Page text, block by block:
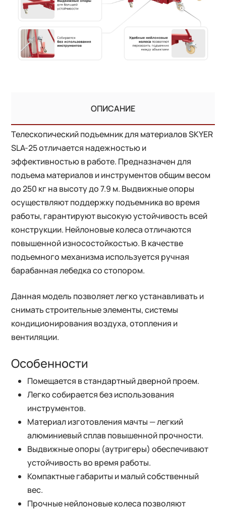
ОПИСАНИЕ
Телескопический подъемник для материалов SKYER
SLA-25 отличается надежностью и
эффективностью в работе. Предназначен для
подъема материалов и инструментов общим весом
до 250 кг на высоту до 7.9 м. Выдвижные опоры
осуществляют поддержку подъемника во время
работы, гарантируют высокую устойчивость всей
конструкции. Нейлоновые колеса отличаются
повышенной износостойкостью. В качестве
подъемного механизма используется ручная
барабанная лебедка со стопором.
Данная модель позволяет легко устанавливать и
снимать строительные элементы, системы
кондиционирования воздуха, отопления и
вентиляции.
Особенности
Помещается в стандартный дверной проем.
Легко собирается без использования
инструментов.
Материал изготовления мачты — легкий
алюминиевый сплав повышенной прочности.
Выдвижные опоры (аутригеры) обеспечивают
устойчивость во время работы.
Компактные габариты и малый собственный
вес.
Прочные нейлоновые колеса позволяют